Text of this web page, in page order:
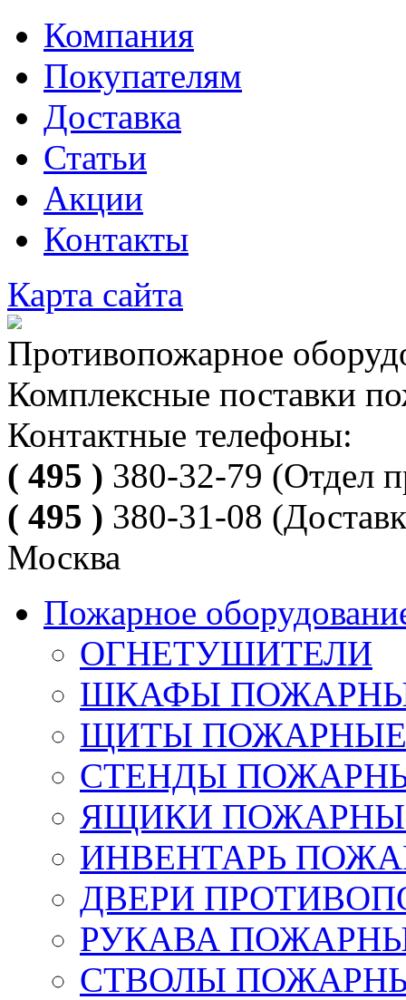
Компания
Покупателям
Доставка
Статьи
Акции
Контакты
Карта сайта
Противопожарное
Комплексные поставки
Контактные телефоны:
( 495 ) 380-32-79 (Отдел
( 495 ) 380-31-08
Москва
Пожарное
ОГНЕТУШИТЕЛИ
ШКАФЫ
ЩИТЫ ПОЖАРНЫЕ
СТЕНДЫ
ЯЩИКИ ПОЖАРНЫЕ
ИНВЕНТАРЬ
ДВЕРИ
РУКАВА
СТВОЛЫ